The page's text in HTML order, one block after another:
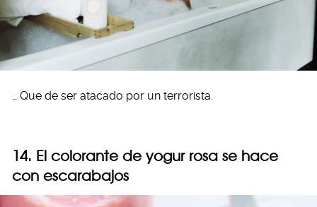
… Que de ser atacado por un terrorista.
14. El colorante de yogur rosa se hace
con escarabajos